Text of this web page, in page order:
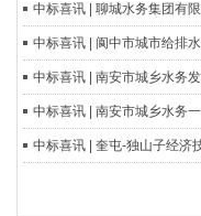
中标喜讯 | 聊城水务集团有
中标喜讯 | 阆中市城市给排
中标喜讯 | 南安市城乡水务
中标喜讯 | 南安市城乡水务
中标喜讯 | 奎屯-独山子经济